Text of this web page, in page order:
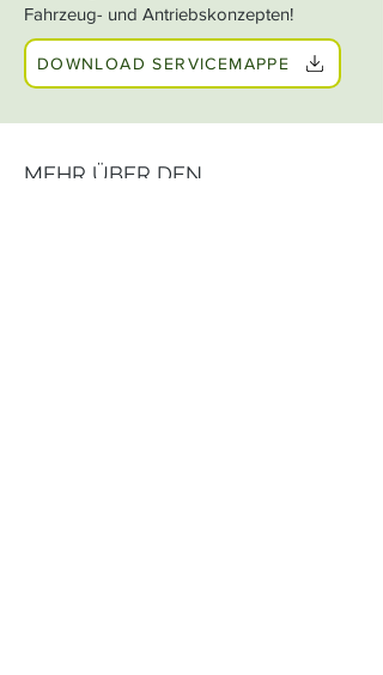
Fahrzeug- und Antriebskonzepten!
DOWNLOAD SERVICEMAPPE
MEHR ÜBER DEN